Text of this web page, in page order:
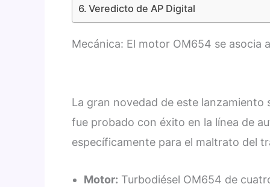
Veredicto de AP Digital
Mecánica: El motor OM654 se asocia
La gran novedad de este
fue probado con éxito en la línea de
específicamente para el maltrato del
Motor: Turbodiésel OM654 de